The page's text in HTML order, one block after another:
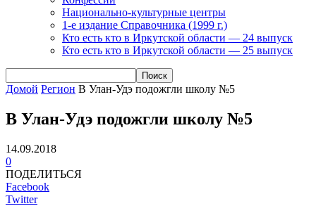
Национально-культурные центры
1-е издание Справочника (1999 г.)
Кто есть кто в Иркутской области — 24 выпуск
Кто есть кто в Иркутской области — 25 выпуск
Домой Регион В Улан-Удэ подожгли школу №5
В Улан-Удэ подожгли школу №5
14.09.2018
0
ПОДЕЛИТЬСЯ
Facebook
Twitter